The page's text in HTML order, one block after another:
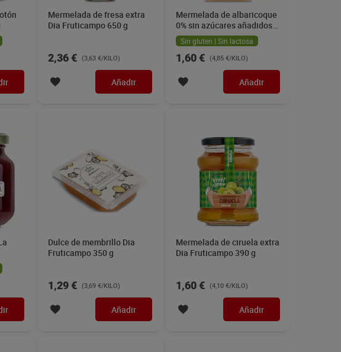
Mermelada de fresa extra
Dia Fruticampo 650 g
2,36 € (3,63 €/KILO)
Añadir
Mermelada de albaricoque
0% sin azúcares añadidos
Dia Fruticampo 330 g
Sin gluten | Sin lactosa
1,60 € (4,85 €/KILO)
Añadir
Dulce de membrillo Dia
Fruticampo 350 g
1,29 € (3,69 €/KILO)
Añadir
Mermelada de ciruela extra
Dia Fruticampo 390 g
1,60 € (4,10 €/KILO)
Añadir